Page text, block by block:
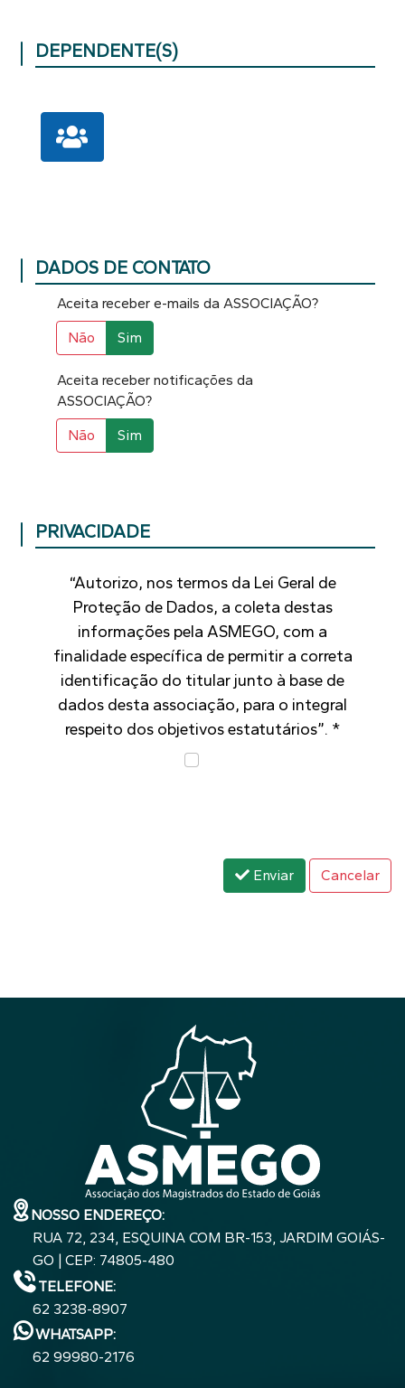
DEPENDENTE(S)
DADOS DE CONTATO
Aceita receber e-mails da ASSOCIAÇÃO?
Aceita receber e-mails da
Não Sim
Aceita receber notificações da
ASSOCIAÇÃO?
Aceita receber notificações da
Não Sim
PRIVACIDADE
“Autorizo, nos termos da Lei Geral de
Proteção de Dados, a coleta destas
informações pela ASMEGO, com a
finalidade específica de permitir a correta
identificação do titular junto à base de
dados desta associação, para o integral
respeito dos objetivos estatutários”. *
Enviar Cancelar
NOSSO ENDEREÇO:
RUA 72, 234, ESQUINA COM BR-153, JARDIM GOIÁS-
GO | CEP: 74805-480
TELEFONE:
62 3238-8907
WHATSAPP:
62 99980-2176